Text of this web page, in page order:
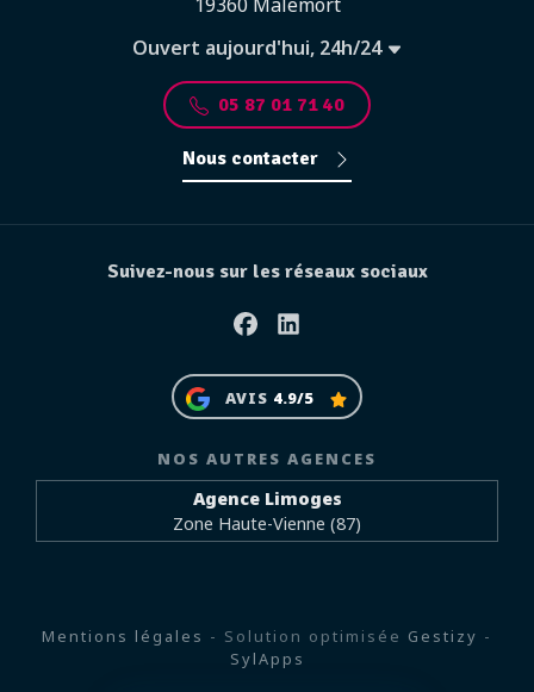
Ouvert aujourd'hui, 24h/24
05 87 01 71 40
Nous contacter
Suivez-nous sur les réseaux sociaux
FacebookLinkedin
AVIS 4.9/5
NOS AUTRES AGENCES
Agence Limoges
Zone Haute-Vienne (87)
Mentions légales - Solution optimisée Gestizy -
SylApps